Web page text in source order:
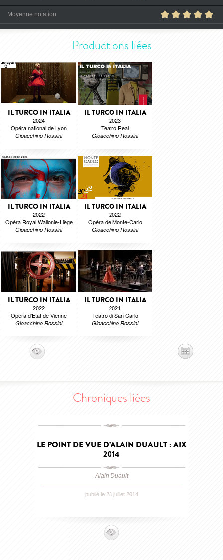
Moyenne notation
Productions liées
IL TURCO IN ITALIA
2024
Opéra national de Lyon
Gioacchino Rossini
IL TURCO IN ITALIA
2023
Teatro Real
Gioacchino Rossini
IL TURCO IN ITALIA
2022
Opéra Royal Wallonie-Liège
Gioacchino Rossini
IL TURCO IN ITALIA
2022
Opéra de Monte-Carlo
Gioacchino Rossini
IL TURCO IN ITALIA
2022
Opéra d'Etat de Vienne
Gioacchino Rossini
IL TURCO IN ITALIA
2021
Teatro di San Carlo
Gioacchino Rossini
Chroniques liées
LE POINT DE VUE D’ALAIN DUAULT : AIX
2014
Alain Duault
publié le 23 juillet 2014